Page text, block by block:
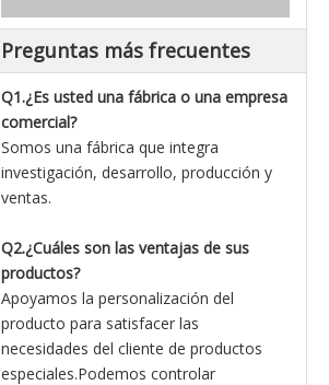
Preguntas más frecuentes
Q1.¿Es usted una fábrica o una empresa
comercial?
Somos una fábrica que integra
investigación, desarrollo, producción y
ventas.
Q2.¿Cuáles son las ventajas de sus
productos?
Apoyamos la personalización del
producto para satisfacer las
necesidades del cliente de productos
especiales.Podemos controlar